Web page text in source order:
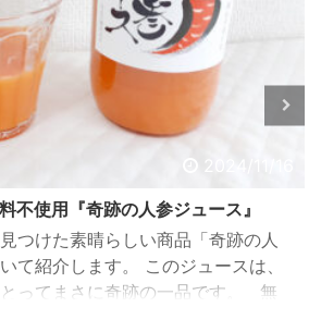
不使用『奇跡の人参ジュース』
つけた素晴らしい商品「奇跡の人
て紹介します。 このジュースは、
ってまさに奇跡の一品です。 無